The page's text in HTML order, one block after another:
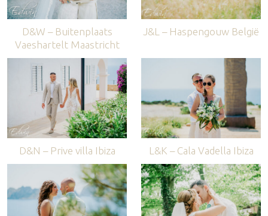
D&W – Buitenplaats
Vaeshartelt Maastricht
J&L – Haspengouw België
D&N – Prive villa Ibiza L&K – Cala Vadella Ibiza